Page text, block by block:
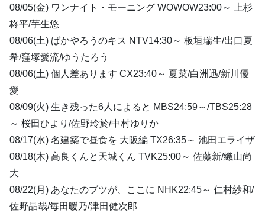
08/05(金) ワンナイト・モーニング WOWOW23:00～ 上杉
柊平/芋生悠
08/06(土) ばかやろうのキス NTV14:30～ 板垣瑞生/出口夏
希/窪塚愛流/ゆうたろう
08/06(土) 個人差あります CX23:40～ 夏菜/白洲迅/新川優
愛
08/09(火) 生き残った6人によると MBS24:59～/TBS25:28
～ 桜田ひより/佐野玲於/中村ゆりか
08/17(水) 名建築で昼食を 大阪編 TX26:35～ 池田エライザ
08/18(木) 高良くんと天城くん TVK25:00～ 佐藤新/織山尚
大
08/22(月) あなたのブツが、ここに NHK22:45～ 仁村紗和/
佐野晶哉/毎田暖乃/津田健次郎